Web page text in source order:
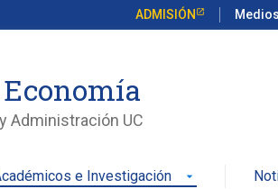
ADMISIÓN Medios
Administración UC
e Investigación arrow_drop_down